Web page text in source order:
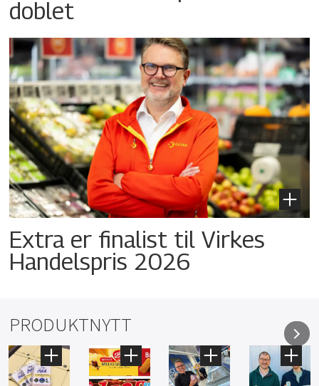
doblet
Extra er finalist til Virkes
Handelspris 2026
PRODUKTNYTT